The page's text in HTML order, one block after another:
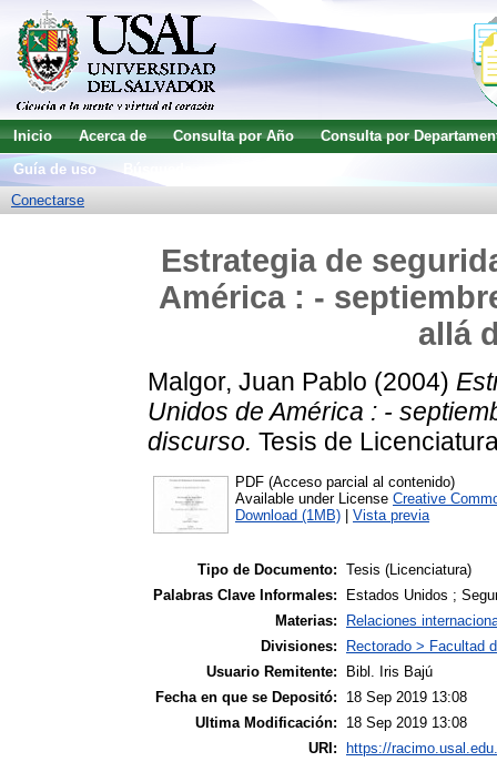
Inicio Acerca de Consulta por Año
Consulta por
Guía de uso
Conectarse
Estrategia de
América : -
allá
Malgor, Juan Pablo (2004)
Unidos de América : -
discurso. Tesis de
PDF (Acceso parcial al contenido)
Available under License Creative
Download (1MB)
Vista previa
Tipo de Documento: Tesis (Licenciatura)
Palabras Clave Informales:
Estados Unidos ;
Materias:
Relaciones
Divisiones:
Rectorado > Facultad
Usuario Remitente:
Bibl. Iris Bajú
Fecha en que se Depositó:
18 Sep 2019 13:08
Ultima Modificación:
18 Sep 2019 13:08
URI:
https://